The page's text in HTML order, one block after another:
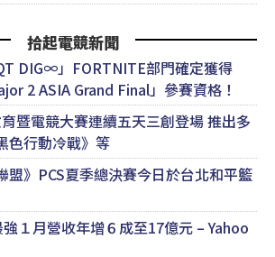
拾起電競新聞
DIG∞」FORTNITE部門確定獲得
2 ASIA Grand Final」參賽資格！
暨電競大賽連續五天三創登場 推出多
色行動冷戰》等
盟》PCS夏季總決賽今日於台北和平籃
１月營收年增６成至17億元 – Yahoo